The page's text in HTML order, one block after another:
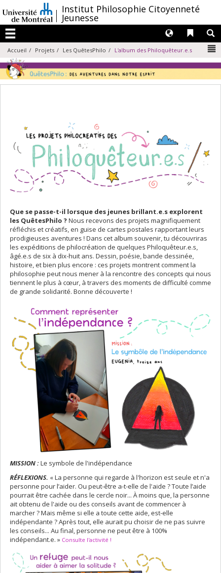
au
contenu
/Institut Philosophie Citoyenneté
Jeunesse
Menu
Liens
Langues
Accueil Projets Les QuêtesPhilo L'album des Philoquêteur.e.s
Que se passe-t-il lorsque des jeunes brillant.e.s explorent
les QuêtesPhilo ? Nous recevons des projets magnifiquement
réfléchis et créatifs, en guise de cartes postales rapportant leurs
prodigieuses aventures ! Dans cet album souvenir, tu découvriras
les expéditions de philocréation de quelques Philoquêteur.e.s,
âgé.e.s de six à dix-huit ans. Dessin, poésie, bande dessinée,
histoire, et bien plus encore : ces projets montrent comment la
philosophie peut nous mener à la rencontre des concepts qui nous
tiennent le plus à cœur, à travers des moments de difficulté comme
de grande solidarité. Bonne découverte !
MISSION :Le symbole de l'indépendance
RÉFLEXIONS. « La personne qui regarde à l'horizon est seule et n'a
personne pour l’aider. Ou peut-être a-t-elle de l'aide ? Toute l’aide
pourrait être cachée dans le cercle noir... À moins que, la personne
ait obtenu de l'aide ou des conseils avant de commencer à
marcher ? Mais même si elle a toute cette aide, est-elle
indépendante ? Après tout, elle aurait pu choisir de ne pas suivre
les conseils... Au final, personne ne peut être à 100%
indépendant.e. » Consulte l'activité !